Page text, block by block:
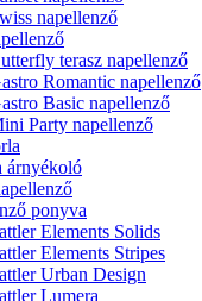
napellenző
terasz napellenző
Romantic napellenző
Basic napellenző
Party napellenző
árnyékoló
ponyva
Elements Solids
Elements Stripes
Urban Design
Lumera